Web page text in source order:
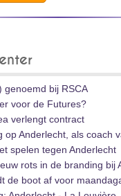
genoemd bij RSCA
voor de Futures?
verlengt contract
op Anderlecht, als coach
spelen tegen Anderlecht
rots in de branding bij
de boot af voor